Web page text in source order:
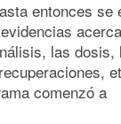
entonces se
las dosis,
comenzó a